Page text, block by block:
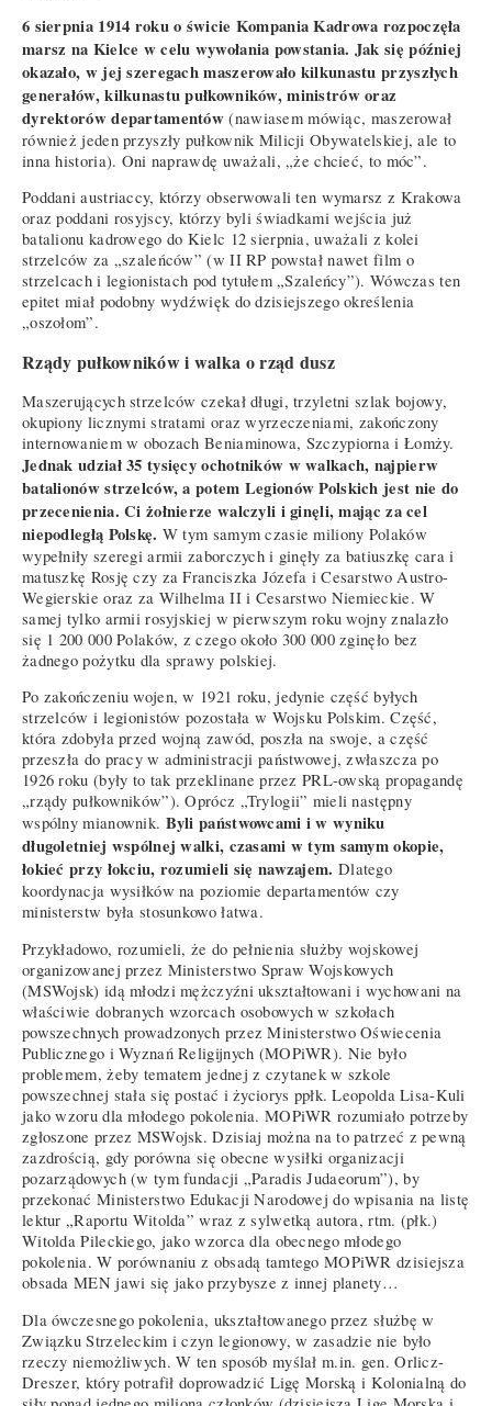
6 sierpnia 1914 roku o świcie Kompania Kadrowa rozpoczęła
marsz na Kielce w celu wywołania powstania. Jak się później
okazało, w jej szeregach maszerowało kilkunastu przyszłych
generałów, kilkunastu pułkowników, ministrów oraz
dyrektorów departamentów (nawiasem mówiąc, maszerował
również jeden przyszły pułkownik Milicji Obywatelskiej, ale to
inna historia). Oni naprawdę uważali, „że chcieć, to móc”.
Poddani austriaccy, którzy obserwowali ten wymarsz z Krakowa
oraz poddani rosyjscy, którzy byli świadkami wejścia już
batalionu kadrowego do Kielc 12 sierpnia, uważali z kolei
strzelców za „szaleńców” (w II RP powstał nawet film o
strzelcach i legionistach pod tytułem „Szaleńcy”). Wówczas ten
epitet miał podobny wydźwięk do dzisiejszego określenia
„oszołom”.
Rządy pułkowników i walka o rząd dusz
Maszerujących strzelców czekał długi, trzyletni szlak bojowy,
okupiony licznymi stratami oraz wyrzeczeniami, zakończony
internowaniem w obozach Beniaminowa, Szczypiorna i Łomży.
Jednak udział 35 tysięcy ochotników w walkach, najpierw
batalionów strzelców, a potem Legionów Polskich jest nie do
przecenienia. Ci żołnierze walczyli i ginęli, mając za cel
niepodległą Polskę. W tym samym czasie miliony Polaków
wypełniły szeregi armii zaborczych i ginęły za batiuszkę cara i
matuszkę Rosję czy za Franciszka Józefa i Cesarstwo Austro-
Wegierskie oraz za Wilhelma II i Cesarstwo Niemieckie. W
samej tylko armii rosyjskiej w pierwszym roku wojny znalazło
się 1 200 000 Polaków, z czego około 300 000 zginęło bez
żadnego pożytku dla sprawy polskiej.
Po zakończeniu wojen, w 1921 roku, jedynie część byłych
strzelców i legionistów pozostała w Wojsku Polskim. Część,
która zdobyła przed wojną zawód, poszła na swoje, a część
przeszła do pracy w administracji państwowej, zwłaszcza po
1926 roku (były to tak przeklinane przez PRL-owską propagandę
„rządy pułkowników”). Oprócz „Trylogii” mieli następny
wspólny mianownik. Byli państwowcami i w wyniku
długoletniej wspólnej walki, czasami w tym samym okopie,
łokieć przy łokciu, rozumieli się nawzajem. Dlatego
koordynacja wysiłków na poziomie departamentów czy
ministerstw była stosunkowo łatwa.
Przykładowo, rozumieli, że do pełnienia służby wojskowej
organizowanej przez Ministerstwo Spraw Wojskowych
(MSWojsk) idą młodzi mężczyźni ukształtowani i wychowani na
właściwie dobranych wzorcach osobowych w szkołach
powszechnych prowadzonych przez Ministerstwo Oświecenia
Publicznego i Wyznań Religijnych (MOPiWR). Nie było
problemem, żeby tematem jednej z czytanek w szkole
powszechnej stała się postać i życiorys ppłk. Leopolda Lisa-Kuli
jako wzoru dla młodego pokolenia. MOPiWR rozumiało potrzeby
zgłoszone przez MSWojsk. Dzisiaj można na to patrzeć z pewną
zazdrością, gdy porówna się obecne wysiłki organizacji
pozarządowych (w tym fundacji „Paradis Judaeorum”), by
przekonać Ministerstwo Edukacji Narodowej do wpisania na listę
lektur „Raportu Witolda” wraz z sylwetką autora, rtm. (płk.)
Witolda Pileckiego, jako wzorca dla obecnego młodego
pokolenia. W porównaniu z obsadą tamtego MOPiWR dzisiejsza
obsada MEN jawi się jako przybysze z innej planety…
Dla ówczesnego pokolenia, ukształtowanego przez służbę w
Związku Strzeleckim i czyn legionowy, w zasadzie nie było
rzeczy niemożliwych. W ten sposób myślał m.in. gen. Orlicz-
Dreszer, który potrafił doprowadzić Ligę Morską i Kolonialną do